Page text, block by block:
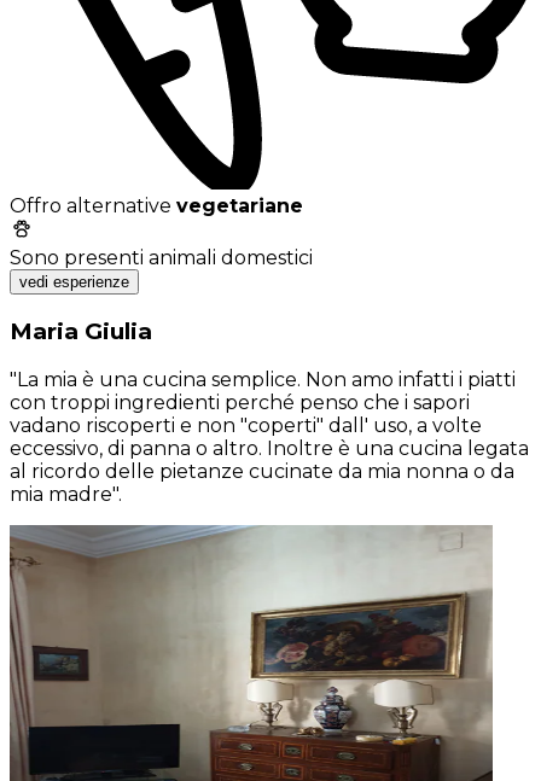
Offro alternative vegetariane
Sono presenti animali domestici
vedi esperienze
Maria Giulia
"La mia è una cucina semplice. Non amo infatti i piatti
con troppi ingredienti perché penso che i sapori
vadano riscoperti e non "coperti" dall' uso, a volte
eccessivo, di panna o altro. Inoltre è una cucina legata
al ricordo delle pietanze cucinate da mia nonna o da
mia madre".